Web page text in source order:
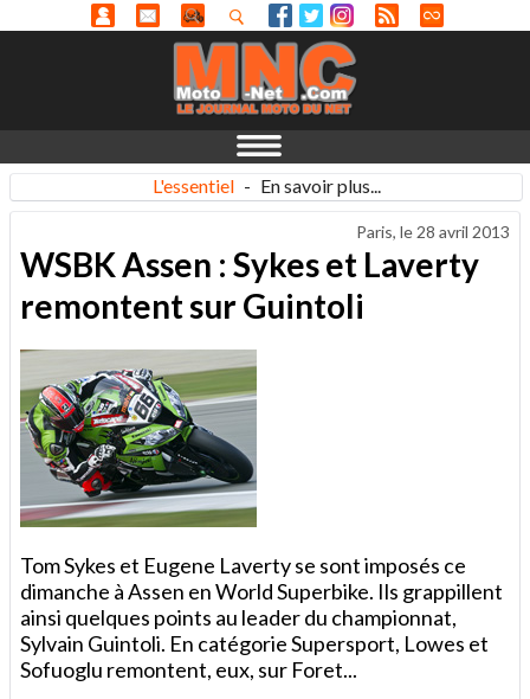
L'essentiel - En savoir plus...
Paris, le 28 avril 2013
WSBK Assen : Sykes et Laverty
remontent sur Guintoli
Tom Sykes et Eugene Laverty se sont imposés ce
dimanche à Assen en World Superbike. Ils grappillent
ainsi quelques points au leader du championnat,
Sylvain Guintoli. En catégorie Supersport, Lowes et
Sofuoglu remontent, eux, sur Foret...